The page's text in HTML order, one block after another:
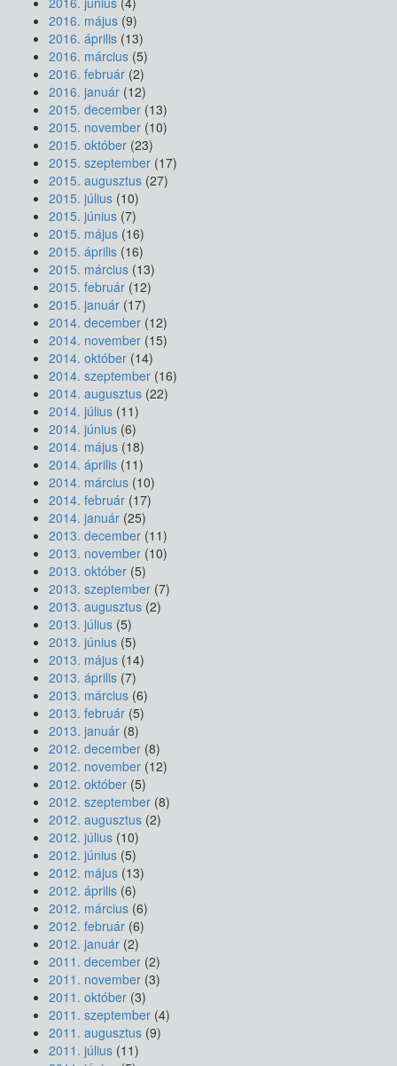
2016. május (9)
2016. április (13)
2016. március (5)
2016. február (2)
2016. január (12)
2015. december (13)
2015. november (10)
2015. október (23)
2015. szeptember (17)
2015. augusztus (27)
2015. július (10)
2015. június (7)
2015. május (16)
2015. április (16)
2015. március (13)
2015. február (12)
2015. január (17)
2014. december (12)
2014. november (15)
2014. október (14)
2014. szeptember (16)
2014. augusztus (22)
2014. július (11)
2014. június (6)
2014. május (18)
2014. április (11)
2014. március (10)
2014. február (17)
2014. január (25)
2013. december (11)
2013. november (10)
2013. október (5)
2013. szeptember (7)
2013. augusztus (2)
2013. július (5)
2013. június (5)
2013. május (14)
2013. április (7)
2013. március (6)
2013. február (5)
2013. január (8)
2012. december (8)
2012. november (12)
2012. október (5)
2012. szeptember (8)
2012. augusztus (2)
2012. július (10)
2012. június (5)
2012. május (13)
2012. április (6)
2012. március (6)
2012. február (6)
2012. január (2)
2011. december (2)
2011. november (3)
2011. október (3)
2011. szeptember (4)
2011. augusztus (9)
2011. július (11)